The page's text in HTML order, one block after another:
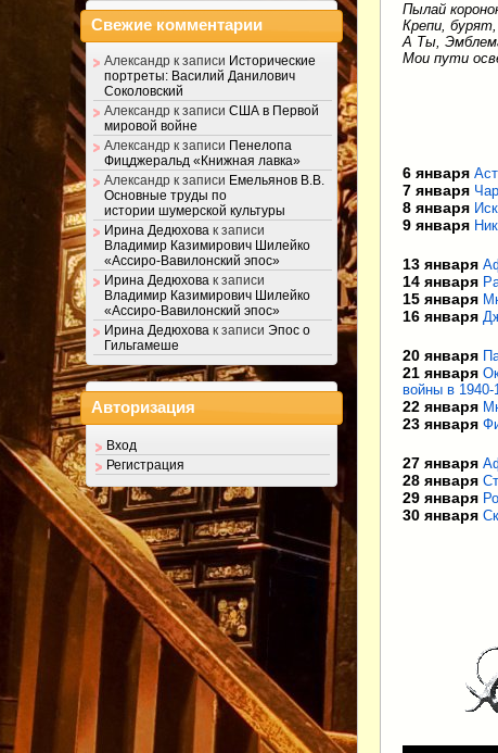
Пылай
Крепи, бурят,
А Ты,
Мои пути
6 января
7 января
8 января
9 января
13 января
14 января
15 января
16 января
20 января
21 января
войны в 1940-
22 января
23 января
27 января
28 января
29 января
30 января
Свежие комментарии
Александр к записи Исторические
портреты: Василий Данилович
Соколовский
Александр к записи США в Первой
мировой войне
Александр к записи Пенелопа
Фицджеральд «Книжная лавка»
Александр к записи Емельянов В.В.
Основные труды по
истории шумерской культуры
Ирина Дедюхова к записи
Владимир Казимирович Шилейко
«Ассиро-Вавилонский эпос»
Ирина Дедюхова к записи
Владимир Казимирович Шилейко
«Ассиро-Вавилонский эпос»
Ирина Дедюхова к записи Эпос о
Гильгамеше
Авторизация
Вход
Регистрация